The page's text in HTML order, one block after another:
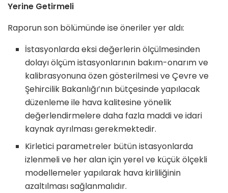
Yerine Getirmeli
Raporun son bölümünde ise öneriler yer aldı:
İstasyonlarda eksi değerlerin ölçülmesinden
dolayı ölçüm istasyonlarının bakım-onarım ve
kalibrasyonuna özen gösterilmesi ve Çevre ve
Şehircilik Bakanlığı’nın bütçesinde yapılacak
düzenleme ile hava kalitesine yönelik
değerlendirmelere daha fazla maddi ve idari
kaynak ayrılması gerekmektedir.
Kirletici parametreler bütün istasyonlarda
izlenmeli ve her alan için yerel ve küçük ölçekli
modellemeler yapılarak hava kirliliğinin
azaltılması sağlanmalıdır.